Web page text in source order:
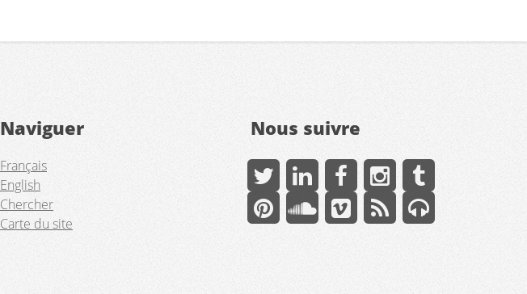
Naviguer
Français
English
Chercher
Carte du site
Nous suivre